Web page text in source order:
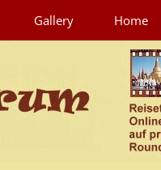
Gallery Home